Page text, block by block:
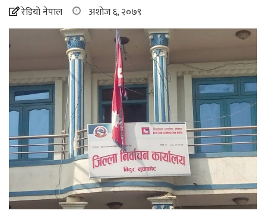
रेडियो नेपाल अशोज ६, २०७९